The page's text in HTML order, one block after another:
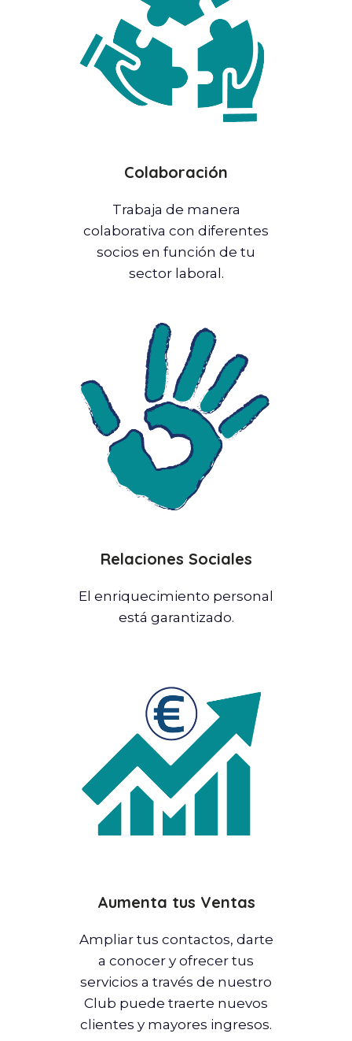
Colaboración
Trabaja de manera
colaborativa con diferentes
socios en función de tu
sector laboral.
Relaciones Sociales
El enriquecimiento personal
está garantizado.
Aumenta tus Ventas
Ampliar tus contactos, darte
a conocer y ofrecer tus
servicios a través de nuestro
Club puede traerte nuevos
clientes y mayores ingresos.